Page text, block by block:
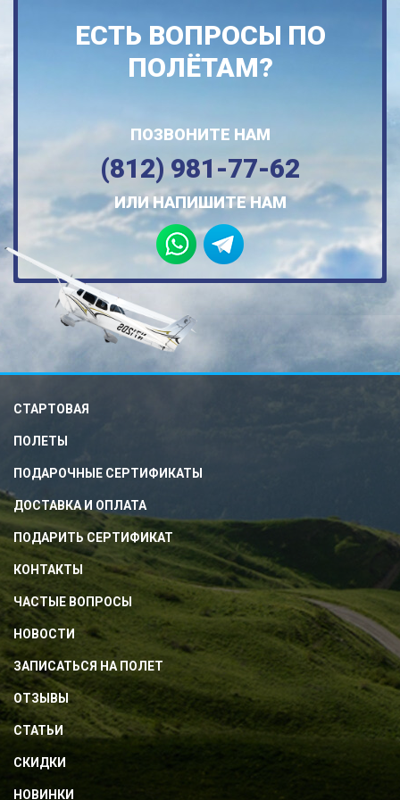
ЕСТЬ ВОПРОСЫ ПО
ПОЛЁТАМ?
ПОЗВОНИТЕ НАМ
(812) 981-77-62
ИЛИ НАПИШИТЕ НАМ
СТАРТОВАЯ
ПОЛЕТЫ
ПОДАРОЧНЫЕ СЕРТИФИКАТЫ
ДОСТАВКА И ОПЛАТА
ПОДАРИТЬ СЕРТИФИКАТ
КОНТАКТЫ
ЧАСТЫЕ ВОПРОСЫ
НОВОСТИ
ЗАПИСАТЬСЯ НА ПОЛЕТ
ОТЗЫВЫ
СТАТЬИ
СКИДКИ
НОВИНКИ